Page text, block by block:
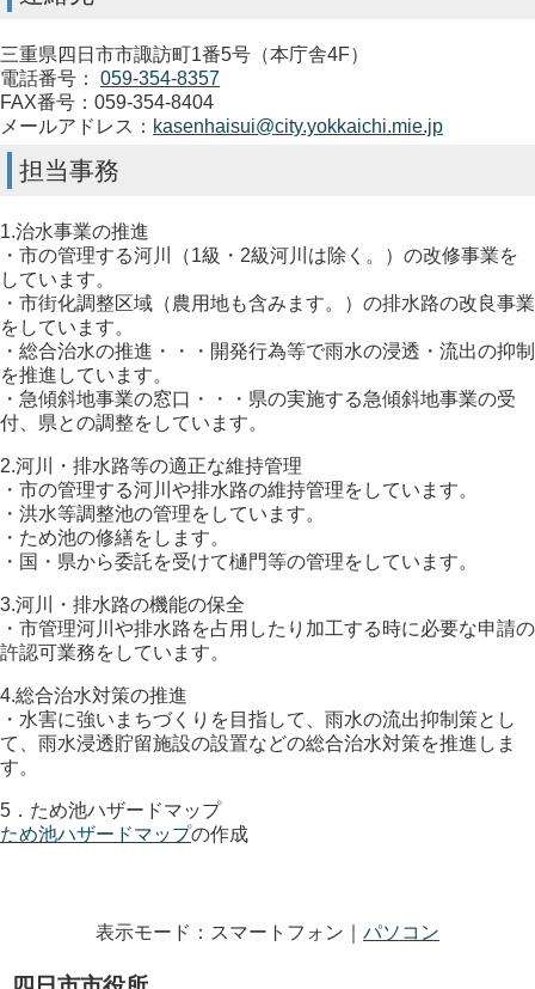
三重県四日市市諏訪町1番5号（本庁舎4F）
電話番号： 059-354-8357
FAX番号：059-354-8404
メールアドレス： kasenhaisui@city.yokkaichi.mie.jp
担当事務
1.治水事業の推進
・市の管理する河川（1級・2級河川は除く。）の改修事業を
しています。
・市街化調整区域（農用地も含みます。）の排水路の改良事業
をしています。
・総合治水の推進・・・開発行為等で雨水の浸透・流出の抑制
を推進しています。
・急傾斜地事業の窓口・・・県の実施する急傾斜地事業の受
付、県との調整をしています。
2.河川・排水路等の適正な維持管理
・市の管理する河川や排水路の維持管理をしています。
・洪水等調整池の管理をしています。
・ため池の修繕をします。
・国・県から委託を受けて樋門等の管理をしています。
3.河川・排水路の機能の保全
・市管理河川や排水路を占用したり加工する時に必要な申請の
許認可業務をしています。
4.総合治水対策の推進
・水害に強いまちづくりを目指して、雨水の流出抑制策とし
て、雨水浸透貯留施設の設置などの総合治水対策を推進しま
す。
5．ため池ハザードマップ
ため池ハザードマップの作成
表示モード：スマートフォン｜ パソコン